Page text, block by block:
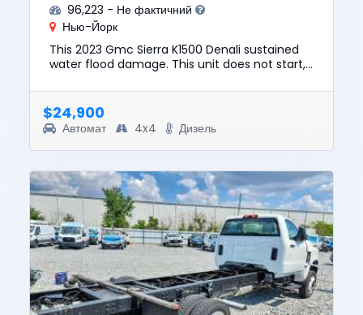
96,223 - Не фактичний
Нью-Йорк
This 2023 Gmc Sierra K1500 Denali sustained
water flood damage. This unit does not start,
vehicle was $4878...
$24,900
Автомат 4x4 Дизель